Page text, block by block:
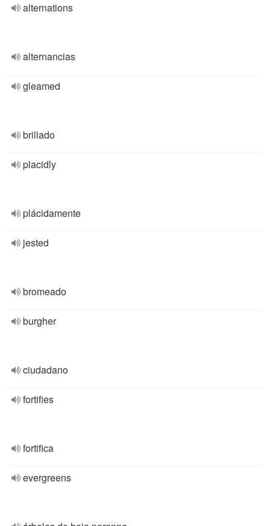
alternations
alternancias
gleamed
brillado
placidly
plácidamente
jested
bromeado
burgher
ciudadano
fortifies
fortifica
evergreens